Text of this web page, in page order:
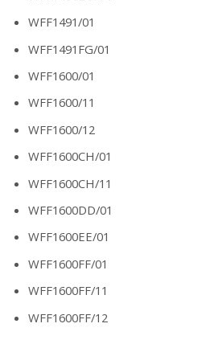
WFF1491/01
WFF1491FG/01
WFF1600/01
WFF1600/11
WFF1600/12
WFF1600CH/01
WFF1600CH/11
WFF1600DD/01
WFF1600EE/01
WFF1600FF/01
WFF1600FF/11
WFF1600FF/12